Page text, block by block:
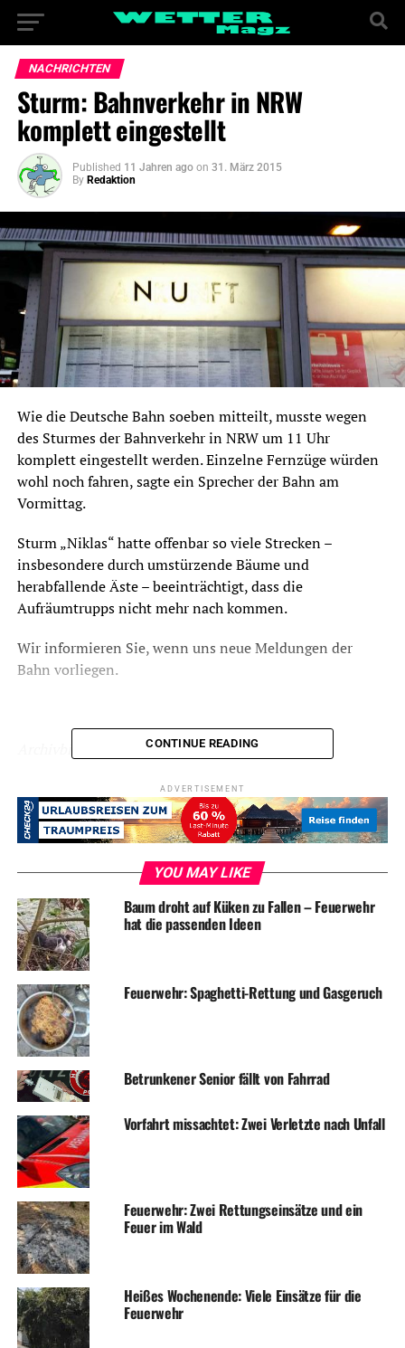
NACHRICHTEN
Sturm: Bahnverkehr in NRW
komplett eingestellt
Published 11 Jahren ago on 31. März 2015
By Redaktion
Wie die Deutsche Bahn soeben mitteilt, musste wegen
des Sturmes der Bahnverkehr in NRW um 11 Uhr
komplett eingestellt werden. Einzelne Fernzüge würden
wohl noch fahren, sagte ein Sprecher der Bahn am
Vormittag.
Sturm „Niklas“ hatte offenbar so viele Strecken –
insbesondere durch umstürzende Bäume und
herabfallende Äste – beeinträchtigt, dass die
Aufräumtrupps nicht mehr nach kommen.
Wir informieren Sie, wenn uns neue Meldungen der
Bahn vorliegen.
ADVERTISEMENT
RELATED TOPICS: NEWS VERKEHR WETTER
UP NEXT
Bahnverkehr rollt wieder – Verspätungen bleiben
DON'T MISS
Sturm fällt Baum an der Kaiserstraße
CONTINUE READING
ADVERTISEMENT
YOU MAY LIKE
Baum droht auf Küken zu Fallen – Feuerwehr
hat die passenden Ideen
Feuerwehr: Spaghetti-Rettung und Gasgeruch
Betrunkener Senior fällt von Fahrrad
Vorfahrt missachtet: Zwei Verletzte nach Unfall
Feuerwehr: Zwei Rettungseinsätze und ein
Feuer im Wald
Heißes Wochenende: Viele Einsätze für die
Feuerwehr